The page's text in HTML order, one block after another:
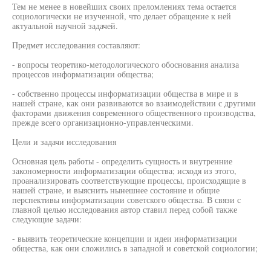
Тем не менее в новейших своих преломлениях тема остается
социологически не изученной, что делает обращение к ней
актуальной научной задачей.
Предмет исследования составляют:
- вопросы теоретико-методологического обоснования анализа
процессов информатизации общества;
- собственно процессы информатизации общества в мире и в
нашей стране, как они развиваются во взаимодействии с другими
факторами движения современного общественного производства,
прежде всего организационно-управленческими.
Цели и задачи исследования
Основная цель работы - определить сущность и внутренние
закономерности информатизации общества; исходя из этого,
проанализировать соответствующие процессы, происходящие в
нашей стране, и выяснить нынешнее состояние и общие
перспективы информатизации советского общества. В связи с
главной целью исследования автор ставил перед собой также
следующие задачи:
- выявить теоретические концепции и идеи информатизации
общества, как они сложились в западной и советской социологии;